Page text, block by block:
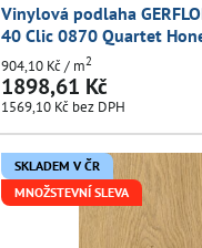
Vinylová podlaha
40 Clic 0870 Quartet
1898,61 Kč
1569,10 Kč bez DPH
904,10 Kč/ m2
SKLADEM V ČR
MNOŽSTEVNÍ SLEVA